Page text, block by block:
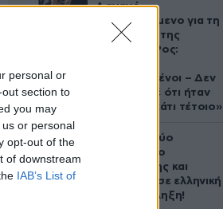
personal or
section to
you may
or personal
opt-out of the
of downstream
IAB’s List of
Αφγανό
κατηγορούμενο για τη
δολοφονία της
Ελίζαμπεθ Ρος:
συντετριμμένοι – Δεν
έδειξε ποτέ ότι ήταν
ικανός για κάτι τέτοιο»
Ακυρώνει δύο
συμβόλαια ο
Λαρεντζάκης και
υπογράφει σε ελληνική
ομάδα-έκπληξη!